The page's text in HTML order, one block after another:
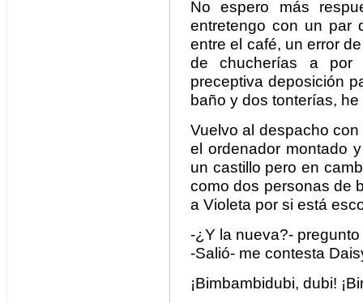
No espero más
entretengo con un par
entre el café, un error
de chucherías a por
preceptiva deposición
baño y dos tonterías,
Vuelvo al despacho
el ordenador montado
un castillo pero en
como dos personas de
a Violeta por si está
-¿Y la nueva?- pregunto
-Salió- me contesta
¡Bimbambidubi, dubi!